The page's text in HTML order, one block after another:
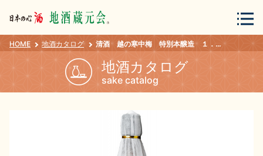
会員登録 ログイン
HOME 地酒カタログ 清酒 越の寒中梅 特別本醸造 １．８Ｌ
地酒カタログ
sake catalog